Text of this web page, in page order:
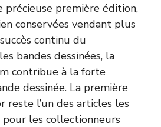
précieuse première édition,
conservées vendant plus
continu du
bandes dessinées, la
contribue à la forte
dessinée. La première
reste l’un des articles les
les collectionneurs